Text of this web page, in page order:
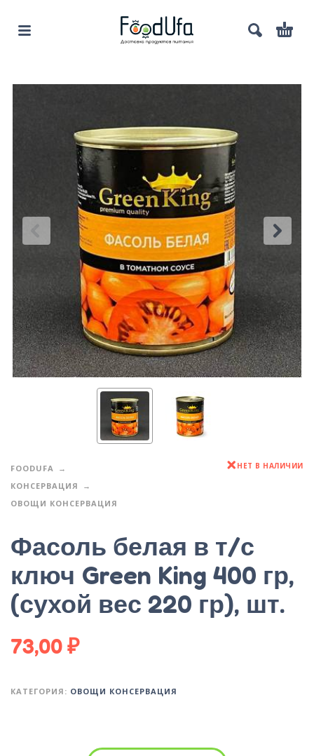
FOODUFA
КОНСЕРВАЦИЯ
ОВОЩИ КОНСЕРВАЦИЯ
НЕТ В НАЛИЧИИ
Фасоль белая в т/с
ключ Green King 400 гр,
(сухой вес 220 гр), шт.
73,00₽
КАТЕГОРИЯ: ОВОЩИ КОНСЕРВАЦИЯ